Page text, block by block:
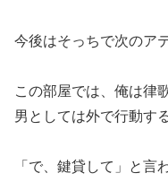
今後はそっちで次のア
この部屋では、俺は律
男としては外で行動する
「で、鍵貸して」と言